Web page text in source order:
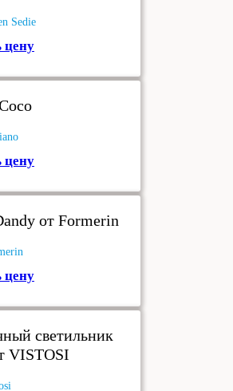
Sedie
цену
цену
от Formerin
цену
светильник
VISTOSI